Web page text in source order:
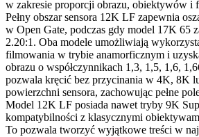
w zakresie proporcji obrazu, obiektywów i
Pełny obszar sensora 12K LF zapewnia
w Open Gate, podczas gdy model 17K 65
2.20:1. Oba modele umożliwiają
filmowania w trybie anamorficznym i
obrazu o współczynnikach 1,3, 1,5, 1,6,
pozwala kręcić bez przycinania w 4K, 8K
powierzchni sensora, zachowując pełne
Model 12K LF posiada nawet tryby 9K
kompatybilności z klasycznymi
To pozwala tworzyć wyjątkowe treści w